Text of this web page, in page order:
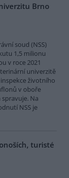
Brno
soud (NSS)
1,5 milionu
v roce 2021
univerzitě
životního
v oboře
Na
NSS je
turisté